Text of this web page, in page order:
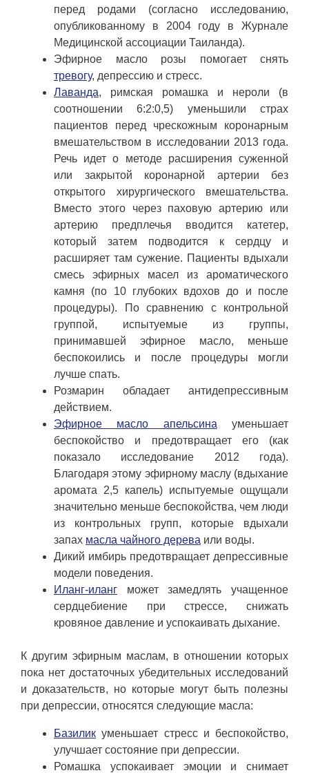
перед родами (согласно исследованию,
опубликованному в 2004 году в Журнале
Медицинской ассоциации Таиланда).
Эфирное масло розы помогает снять
тревогу, депрессию и стресс.
Лаванда, римская ромашка и нероли (в
соотношении 6:2:0,5) уменьшили страх
пациентов перед чрескожным коронарным
вмешательством в исследовании 2013 года.
Речь идет о методе расширения суженной
или закрытой коронарной артерии без
открытого хирургического вмешательства.
Вместо этого через паховую артерию или
артерию предплечья вводится катетер,
который затем подводится к сердцу и
расширяет там сужение. Пациенты вдыхали
смесь эфирных масел из ароматического
камня (по 10 глубоких вдохов до и после
процедуры). По сравнению с контрольной
группой, испытуемые из группы,
принимавшей эфирное масло, меньше
беспокоились и после процедуры могли
лучше спать.
Розмарин обладает антидепрессивным
действием.
Эфирное масло апельсина уменьшает
беспокойство и предотвращает его (как
показало исследование 2012 года).
Благодаря этому эфирному маслу (вдыхание
аромата 2,5 капель) испытуемые ощущали
значительно меньше беспокойства, чем люди
из контрольных групп, которые вдыхали
запах масла чайного дерева или воды.
Дикий имбирь предотвращает депрессивные
модели поведения.
Иланг-иланг может замедлять учащенное
сердцебиение при стрессе, снижать
кровяное давление и успокаивать дыхание.
К другим эфирным маслам, в отношении которых
пока нет достаточных убедительных исследований
и доказательств, но которые могут быть полезны
при депрессии, относятся следующие масла:
Базилик уменьшает стресс и беспокойство,
улучшает состояние при депрессии.
Ромашка успокаивает эмоции и снимает